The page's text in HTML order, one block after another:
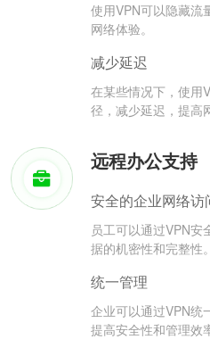
使用VPN可以隐藏流
网络体验。
减少延迟
在某些情况下，使用
径，减少延迟，提高
远程办公支持
安全的企业网络访
员工可以通过VPN安
据的机密性和完整性。
统一管理
企业可以通过VPN统
提高安全性和管理效